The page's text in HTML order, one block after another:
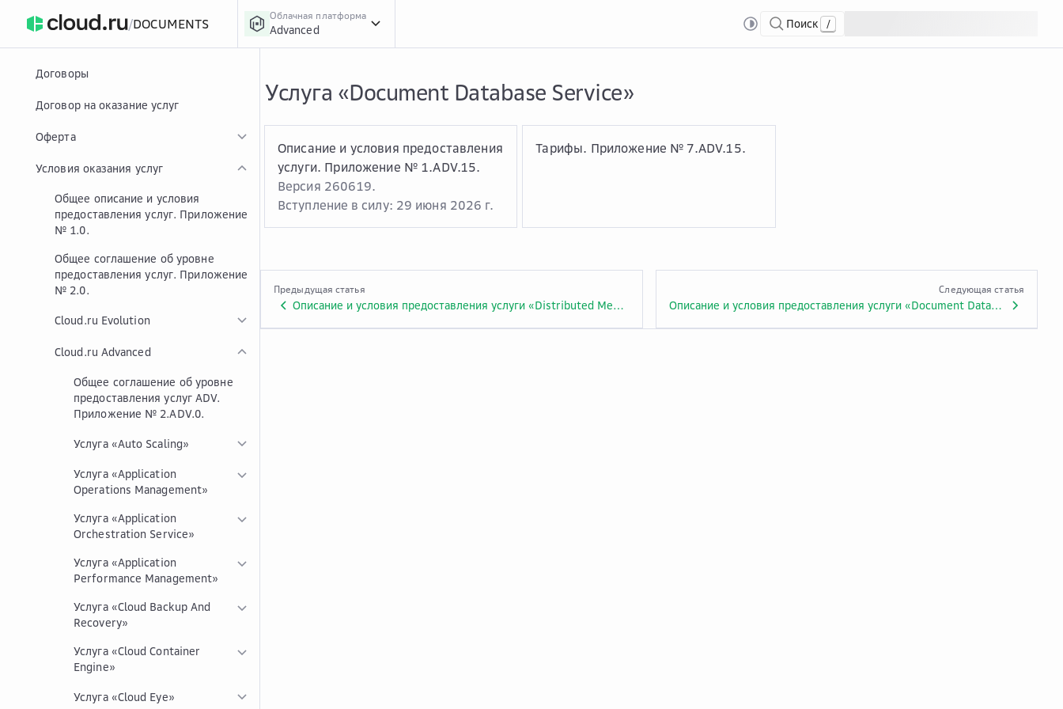
/DOCUMENTS
Облачная платформа
Advanced Поиск /
Договоры
Договор на оказание услуг
Оферта
Условия оказания услуг
Общее описание и условия
предоставления услуг. Приложение
№ 1.0.
Общее соглашение об уровне
предоставления услуг. Приложение
№ 2.0.
Cloud.ru Evolution
Cloud.ru Advanced
Общее соглашение об уровне
предоставления услуг ADV.
Приложение № 2.ADV.0.
Услуга «Auto Scaling»
Услуга «Application
Operations Management»
Услуга «Application
Orchestration Service»
Услуга «Application
Performance Management»
Услуга «Cloud Backup And
Recovery»
Услуга «Cloud Container
Engine»
Услуга «Cloud Eye»
Услуга «Document Database Service»
Описание и условия предоставления
услуги. Приложение № 1.ADV.15.
Версия 260619.
Вступление в силу: 29 июня 2026 г.
Тарифы. Приложение № 7.ADV.15.
Предыдущая статья
Описание и условия предоставления услуги «Distributed Message Service for Kafka, RabbitMQ and RocketMQ». Приложение № 1.ADV.14.
Следующая статья
Описание и условия предоставления услуги «Document Database Service». Приложение № 1.ADV.15.